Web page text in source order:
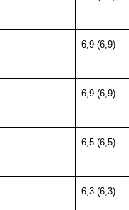
6,9 (6,9)
6,9 (6,9)
6,5 (6,5)
6,3 (6,3)